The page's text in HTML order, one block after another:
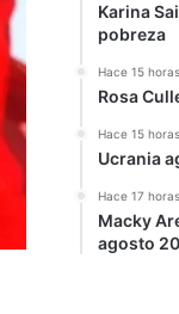
Karina
pobreza
Hace 15 horas
Rosa
Hace 15 horas
Ucrania
Hace 17 horas
Macky
agosto